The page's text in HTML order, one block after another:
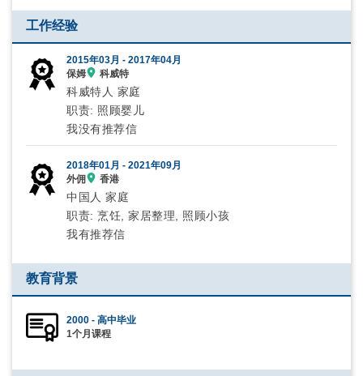
工作经验
2015年03月 -2017年04月
保姆
科威特
科威特人 家庭
职责: 照顾婴儿
我没有推荐信
2018年01月 -2021年09月
外佣
香港
中国人 家庭
职责: 烹饪, 家居整理, 照顾小孩
我有推荐信
教育背景
2000 - 高中毕业
1个月课程